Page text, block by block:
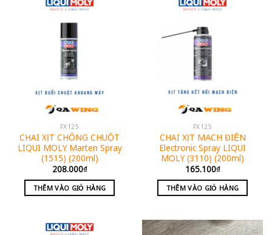
FX125
CHAI XỊT CHỐNG CHUỘT
LIQUI MOLY Marten Spray
(1515) (200ml)
208.000₫
THÊM VÀO GIỎ HÀNG
FX125
CHAI XỊT MẠCH ĐIỆN
Electronic Spray LIQUI
MOLY (3110) (200ml)
165.100₫
THÊM VÀO GIỎ HÀNG